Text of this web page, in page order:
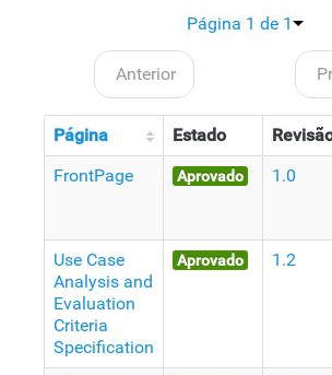
Página 1 de 1
Anterior
Página Estado
FrontPage
Aprovado 1.0
Use Case
Analysis and
Evaluation
Criteria
Specification
Aprovado 1.2